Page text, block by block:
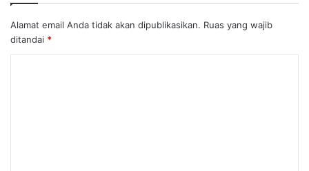
Alamat email Anda tidak akan dipublikasikan. Ruas yang wajib
ditandai *